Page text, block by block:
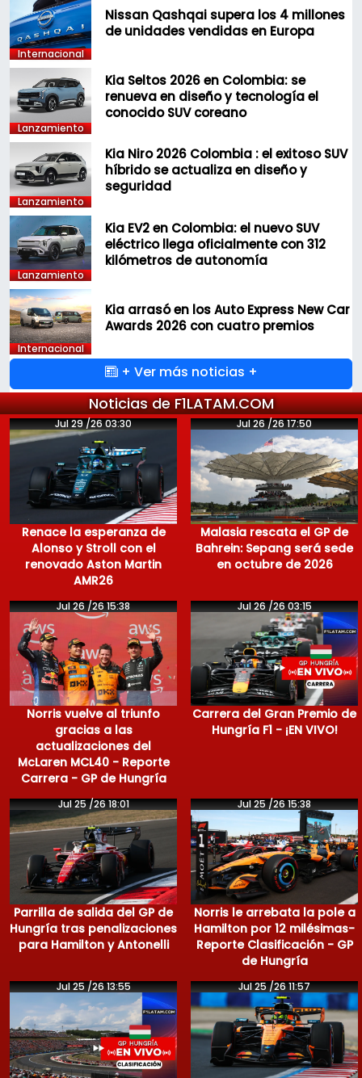
Internacional
Nissan Qashqai supera los 4 millones
de unidades vendidas en Europa
Lanzamiento
Kia Seltos 2026 en Colombia: se
renueva en diseño y tecnología el
conocido SUV coreano
Lanzamiento
Kia Niro 2026 Colombia : el exitoso SUV
híbrido se actualiza en diseño y
seguridad
Lanzamiento
Kia EV2 en Colombia: el nuevo SUV
eléctrico llega oficialmente con 312
kilómetros de autonomía
Internacional
Kia arrasó en los Auto Express New Car
Awards 2026 con cuatro premios
+ Ver más noticias +
Noticias de F1LATAM.COM
Jul 29 /26 03:30
Renace la esperanza de
Alonso y Stroll con el
renovado Aston Martin
AMR26
Jul 26 /26 17:50
Malasia rescata el GP de
Bahrein: Sepang será sede
en octubre de 2026
Jul 26 /26 15:38
Norris vuelve al triunfo
gracias a las
actualizaciones del
McLaren MCL40 - Reporte
Carrera - GP de Hungría
Jul 26 /26 03:15
Carrera del Gran Premio de
Hungría F1 - ¡EN VIVO!
Jul 25 /26 18:01
Parrilla de salida del GP de
Hungría tras penalizaciones
para Hamilton y Antonelli
Jul 25 /26 15:38
Norris le arrebata la pole a
Hamilton por 12 milésimas-
Reporte Clasificación - GP
de Hungría
Jul 25 /26 13:55 Jul 25 /26 11:57